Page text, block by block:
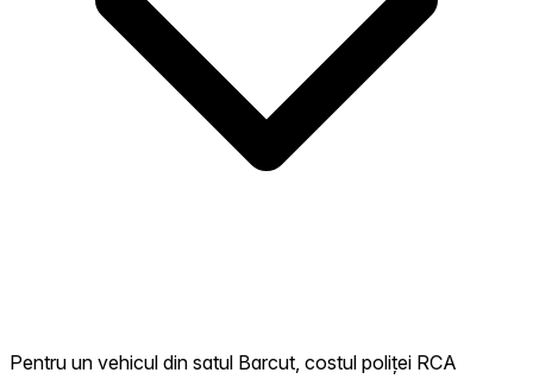
Pentru un vehicul din satul Barcut, costul poliței RCA